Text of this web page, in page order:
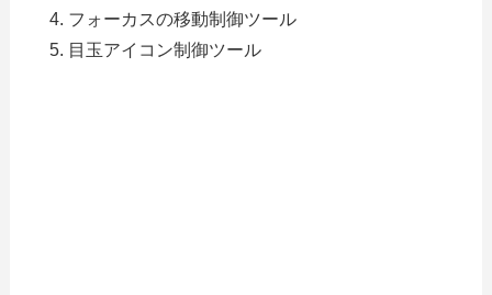
フォーカスの移動制御ツール
目玉アイコン制御ツール